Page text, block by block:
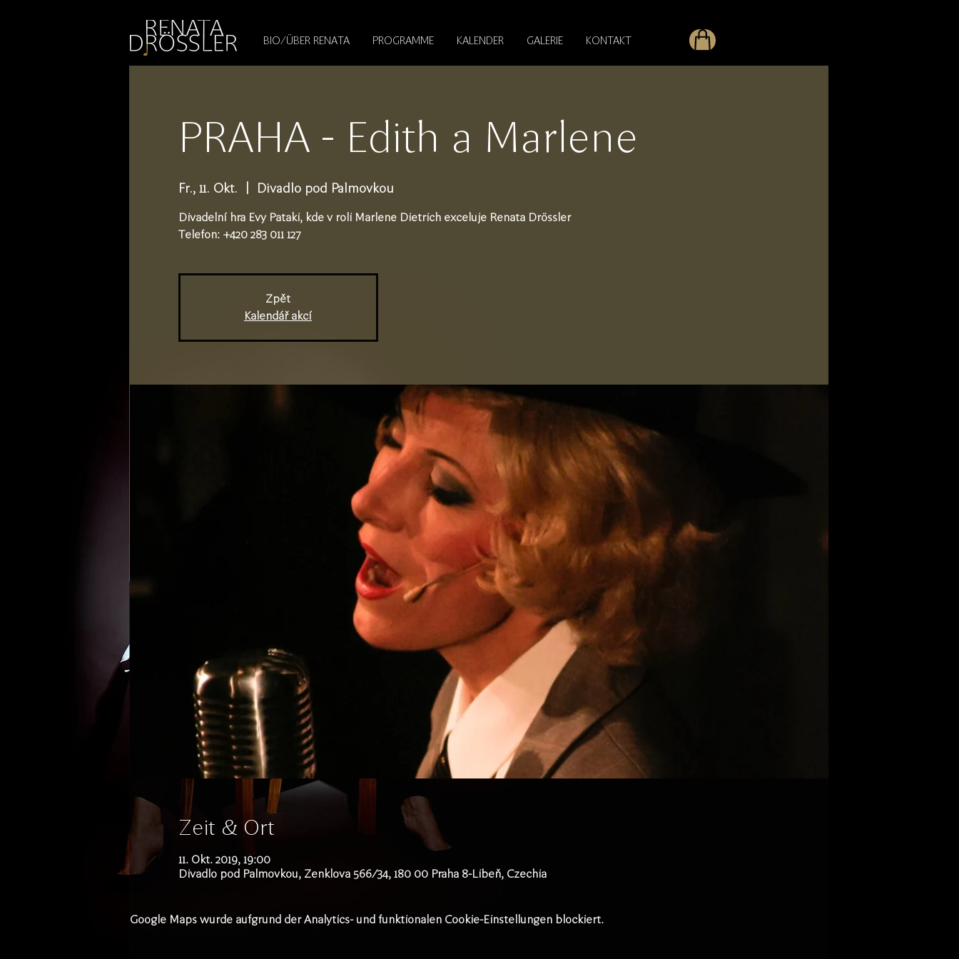
BIO/ÜBER RENATA PROGRAMME KALENDER GALERIE KONTAKT
PRAHA - Edith a Marlene
Fr., 11. Okt. Divadlo pod Palmovkou
Divadelní hra Evy Pataki, kde v roli Marlene Dietrich exceluje Renata Drössler
Telefon: +420 283 011 127
Zpět
Kalendář akcí
Zeit & Ort
11. Okt. 2019, 19:00
Divadlo pod Palmovkou, Zenklova 566/34, 180 00 Praha 8-Libeň, Czechia
Google Maps wurde aufgrund der Analytics- und funktionalen Cookie-Einstellungen blockiert.